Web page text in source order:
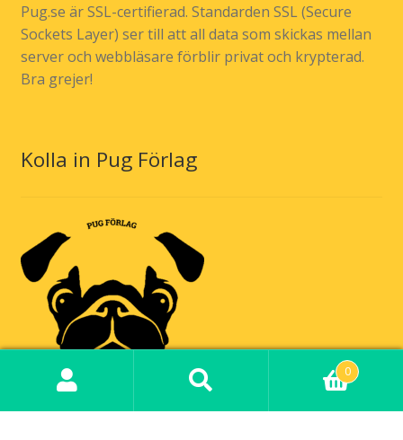
Pug.se är SSL-certifierad. Standarden SSL (Secure
Sockets Layer) ser till att all data som skickas mellan
server och webbläsare förblir privat och krypterad.
Bra grejer!
Kolla in Pug Förlag
Nyfiken på våra kommande böcker? Klicka här!
efter:
0